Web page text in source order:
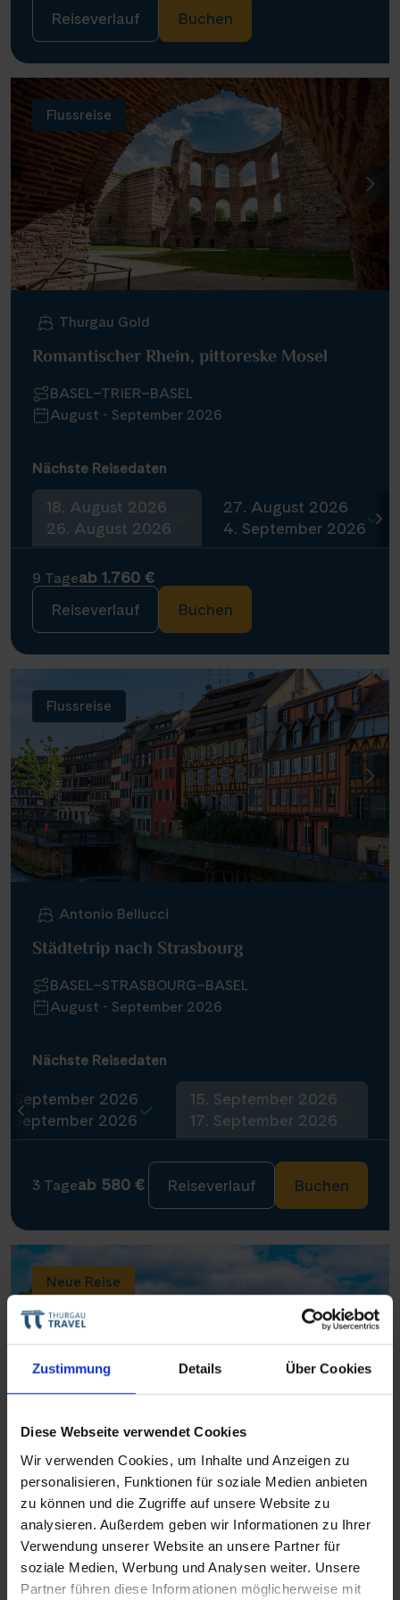
Zustimmung Details Über Cookies
Diese Webseite verwendet Cookies
Wir verwenden Cookies, um Inhalte und Anzeigen zu
personalisieren, Funktionen für soziale Medien anbieten
zu können und die Zugriffe auf unsere Website zu
analysieren. Außerdem geben wir Informationen zu Ihrer
Verwendung unserer Website an unsere Partner für
soziale Medien, Werbung und Analysen weiter. Unsere
Partner führen diese Informationen möglicherweise mit
Reiseverlauf Buchen
Flussreise
Thurgau Gold
Romantischer Rhein, pittoreske Mosel
BASEL–TRIER–BASEL
August - September 2026
Nächste Reisedaten
18. August 2026
26. August 2026
27. August 2026
4. September 2026
9 Tageab 1.760 €
Reiseverlauf
Buchen
Flussreise
Antonio Bellucci
Städtetrip nach Strasbourg
BASEL–STRASBOURG–BASEL
August - September 2026
Nächste Reisedaten
September 2026
September 2026
15. September 2026
17. September 2026
3 Tageab 580 € Reiseverlauf Buchen
Neue Reise
Thurgau Saxonia
Vom Hauptstadtglanz zu Saarpracht
BERLIN–MÜNSTER–KOBLENZ–SAARBRÜCKEN
August 2026